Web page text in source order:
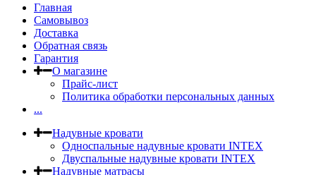
Главная
Самовывоз
Доставка
Обратная связь
Гарантия
О магазине
Прайс-лист
Политика обработки персональных данных
...
Надувные кровати
Односпальные надувные кровати INTEX
Двуспальные надувные кровати INTEX
Надувные матрасы